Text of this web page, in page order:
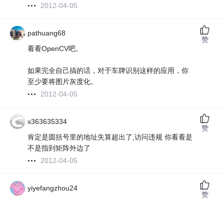
2012-04-05
pathuang68
看看OpenCV吧。
如果完全自己搞的话，对于车牌识别这样的应用，你
至少要将图片灰度化。
2012-04-05
赞
x363635334
肯定是圆括号里的地址失算超出了,访问违规 你看看是
不是指到矩阵外边了
2012-04-05
赞
yiyefangzhou24
赞